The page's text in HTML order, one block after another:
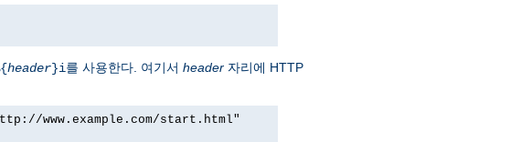
header}i를 사용한다. 여기서 header 자리에 HTTP
www.example.com/start.html"